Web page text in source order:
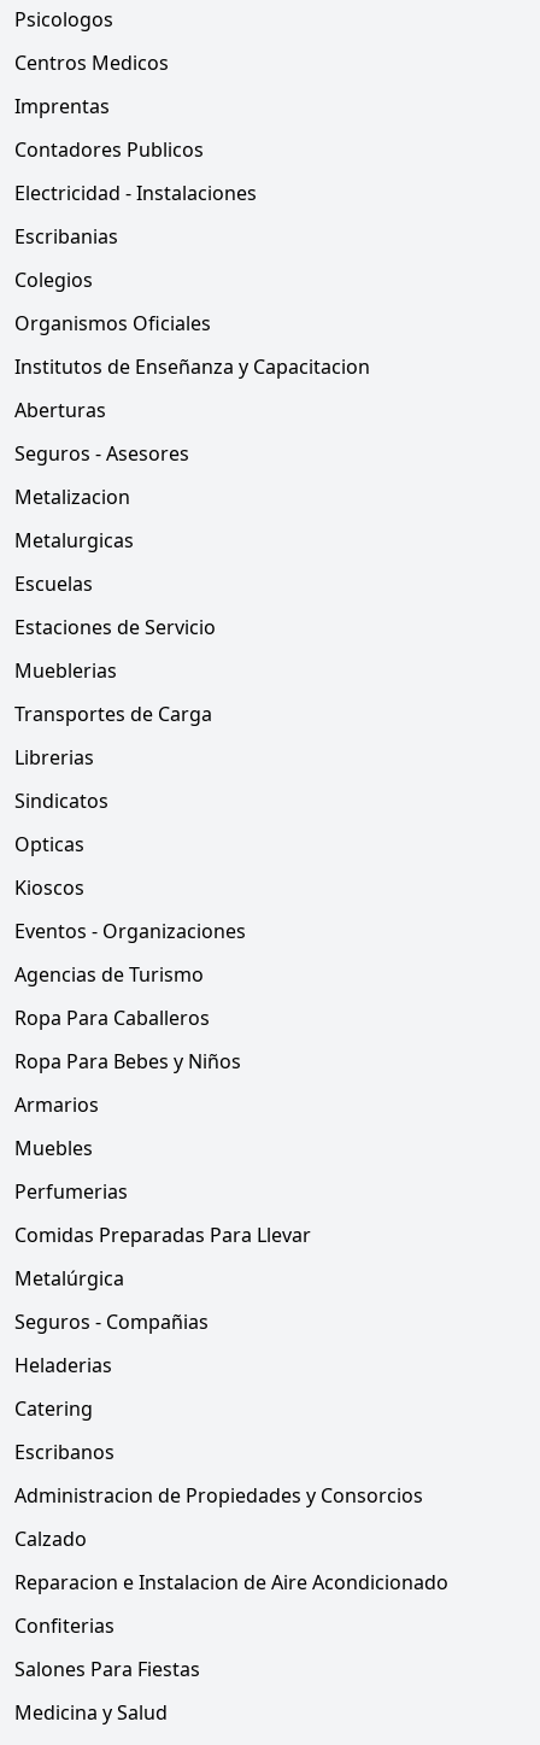
Psicologos
Centros Medicos
Imprentas
Contadores Publicos
Electricidad - Instalaciones
Escribanias
Colegios
Organismos Oficiales
Institutos de Enseñanza y Capacitacion
Aberturas
Seguros - Asesores
Metalizacion
Metalurgicas
Escuelas
Estaciones de Servicio
Mueblerias
Transportes de Carga
Librerias
Sindicatos
Opticas
Kioscos
Eventos - Organizaciones
Agencias de Turismo
Ropa Para Caballeros
Ropa Para Bebes y Niños
Armarios
Muebles
Perfumerias
Comidas Preparadas Para Llevar
Metalúrgica
Seguros - Compañias
Heladerias
Catering
Escribanos
Administracion de Propiedades y Consorcios
Calzado
Reparacion e Instalacion de Aire Acondicionado
Confiterias
Salones Para Fiestas
Medicina y Salud